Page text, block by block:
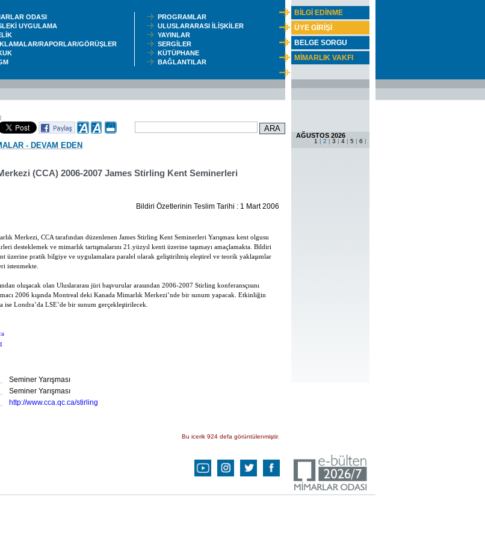
BİLGİ EDİNME
ÜYE GİRİŞİ
BELGE SORGU
MİMARLIK VAKFI
AĞUSTOS 2026
1 | 2 | 3 | 4 | 5 | 6 |
ODASI
UYGULAMA
RAPORLAR/GÖRÜŞLER
PROGRAMLAR
ULUSLARARASI İLİŞKİLER
YAYINLAR
SERGİLER
KÜTÜPHANE
BAĞLANTILAR
- DEVAM EDEN
(CCA) 2006-2007 James Stirling Kent Seminerleri
Bildiri Özetlerinin Teslim Tarihi : 1 Mart 2006
Merkezi, CCA tarafından düzenlenen James Stirling Kent Seminerleri Yarışması kent olgusu
desteklemek ve mimarlık tartışmalarını 21.yüzyıl kenti üzerine taşımayı amaçlamakta. Bildiri
üzerine pratik bilgiye ve uygulamalara paralel olarak geliştirilmiş eleştirel ve teorik yaklaşımlar
istenmekte.
oluşacak olan Uluslararası jüri başvurular arasından 2006-2007 Stirling konferansçısını
2006 kışında Montreal deki Kanada Mimarlık Merkezi’nde bir sunum yapacak. Etkinliğin
ise Londra’da LSE’de bir sunum gerçekleştirilecek.
Seminer Yarışması
Seminer Yarışması
http://www.cca.qc.ca/stirling
Bu icerik 924 defa görüntülenmiştir.